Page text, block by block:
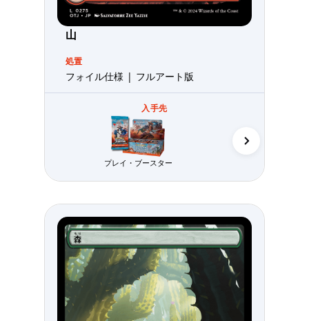
山
処置
フォイル仕様 | フルアート版
入手先
プレイ・ブースター